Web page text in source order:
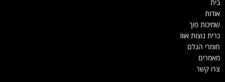
בית
אודות
שמיכות פוך
כרית נוצות אווז
חומרי הגלם
מאמרים
צרו קשר